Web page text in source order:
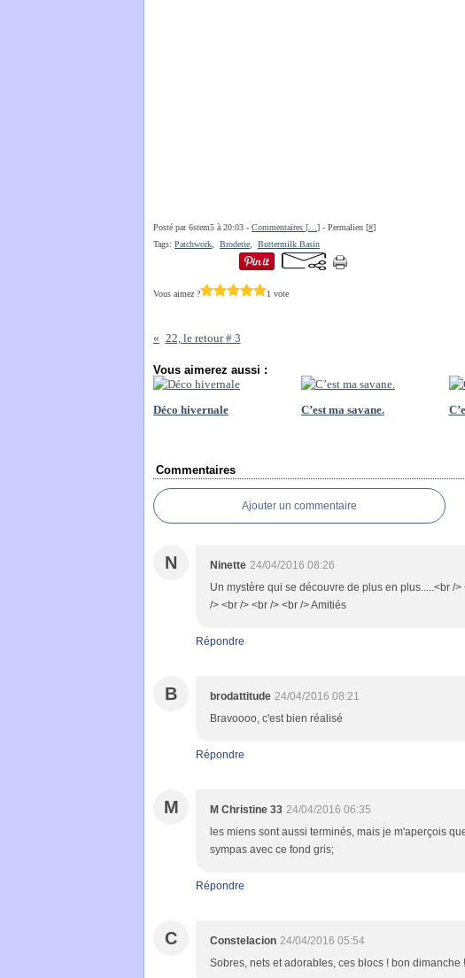
Posté par 6stem5 à 20:03 - Commentaires [ ] - Permalien [#]
Tags: Patchwork Broderie Buttermilk Basin
Vous aimez ? 1 vote
22, le retour # 3
Vous aimerez aussi :
Déco hivernale C’est ma savane.
Commentaires
Ajouter un commentaire
N Ninette 24/04/2016 08:26
Un mystère qui se découvre de plus en plus.....<br /
/> <br /> <br /> <br /> Amitiés
Répondre
B brodattitude 24/04/2016 08:21
Bravoooo, c'est bien réalisé
Répondre
M M Christine 33 24/04/2016 06:35
les miens sont aussi terminés, mais je m'aperçois
sympas avec ce fond gris;
Répondre
C Constelacion 24/04/2016 05:54
Sobres, nets et adorables, ces blocs ! bon dimanche !